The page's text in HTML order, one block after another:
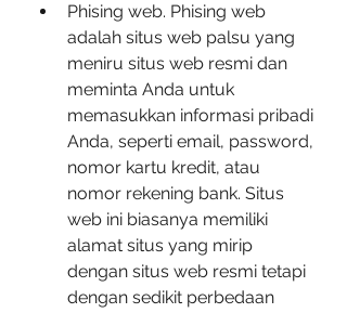
Phising web. Phising web
adalah situs web palsu yang
meniru situs web resmi dan
meminta Anda untuk
memasukkan informasi pribadi
Anda, seperti email, password,
nomor kartu kredit, atau
nomor rekening bank. Situs
web ini biasanya memiliki
alamat situs yang mirip
dengan situs web resmi tetapi
dengan sedikit perbedaan